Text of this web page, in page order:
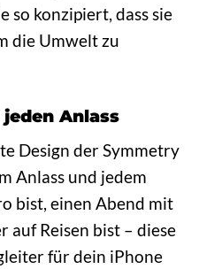
so konzipiert, dass sie
die Umwelt zu
Anlass
Design der Symmetry
Anlass und jedem
bist, einen Abend mit
auf Reisen bist – diese
für dein iPhone